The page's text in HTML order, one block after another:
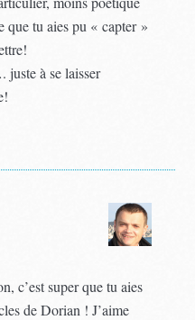
tu aies pu « capter »
à se laisser
c’est super que tu aies
de Dorian ! J’aime